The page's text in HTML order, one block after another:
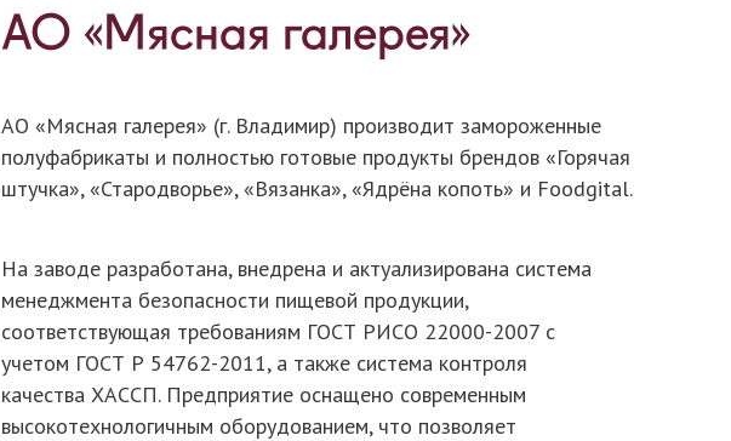
АО «Мясная галерея»
АО «Мясная галерея» (г. Владимир) производит замороженные
полуфабрикаты и полностью готовые продукты брендов «Горячая
штучка», «Стародворье», «Вязанка», «Ядрёна копоть» и Foodgital.
На заводе разработана, внедрена и актуализирована система
менеджмента безопасности пищевой продукции,
соответствующая требованиям ГОСТ РИСО 22000-2007 с
учетом ГОСТ Р 54762-2011, а также система контроля
качества ХАССП. Предприятие оснащено современным
высокотехнологичным оборудованием, что позволяет